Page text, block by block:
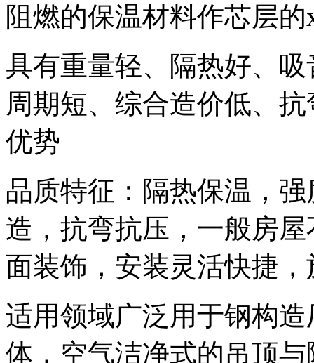
阻燃的保温材料作芯层的
具有重量轻、隔热好、
周期短、综合造价低、
优势
品质特征：隔热保温，
造，抗弯抗压，一般房
面装饰，安装灵活快捷
适用领域广泛用于钢构
体，空气洁净式的吊顶与